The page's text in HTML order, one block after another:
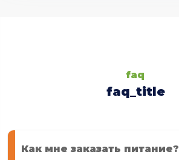
faq
faq_title
Как мне заказать питание?